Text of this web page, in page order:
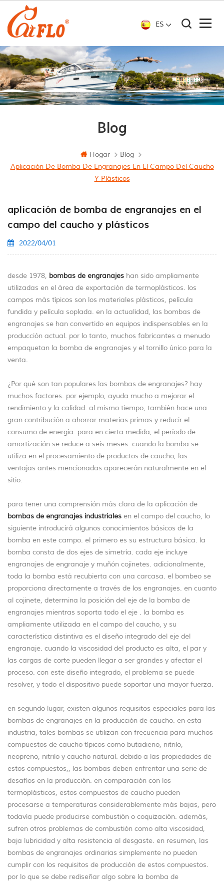
ES
Blog
Hogar
Blog
Aplicación De Bomba De Engranajes En El Campo Del Caucho
Y Plásticos
aplicación de bomba de engranajes en el
campo del caucho y plásticos
2022/04/01
desde 1978, bombas de engranajes han sido ampliamente
utilizadas en el área de exportación de termoplásticos. los
campos más típicos son los materiales plásticos, película
fundida y película soplada. en la actualidad, las bombas de
engranajes se han convertido en equipos indispensables en la
producción actual. por lo tanto, muchos fabricantes a menudo
empaquetan la bomba de engranajes y el tornillo único para la
venta.
¿Por qué son tan populares las bombas de engranajes? hay
muchos factores. por ejemplo, ayuda mucho a mejorar el
rendimiento y la calidad. al mismo tiempo, también hace una
gran contribución a ahorrar materias primas y reducir el
consumo de energía. para en cierta medida, el período de
amortización se reduce a seis meses. cuando la bomba se
utiliza en el procesamiento de productos de caucho, las
ventajas antes mencionadas aparecerán naturalmente en el
sitio.
para tener una comprensión más clara de la aplicación de
bombas de engranajes industriales en el campo del caucho, lo
siguiente introducirá algunos conocimientos básicos de la
bomba en este campo. el primero es su estructura básica. la
bomba consta de dos ejes de simetría. cada eje incluye
engranajes de engranaje y muñón cojinetes. adicionalmente,
toda la bomba está recubierta con una carcasa. el bombeo se
proporciona directamente a través de los engranajes. en cuanto
al cojinete, determina la posición del eje de la bomba de
engranajes mientras soporta todo el eje . la bomba es
ampliamente utilizada en el campo del caucho, y su
característica distintiva es el diseño integrado del eje del
engranaje. cuando la viscosidad del producto es alta, el par y
las cargas de corte pueden llegar a ser grandes y afectar el
proceso. con este diseño integrado, el problema se puede
resolver, y todo el dispositivo puede soportar una mayor fuerza.
en segundo lugar, existen algunos requisitos especiales para las
bombas de engranajes en la producción de caucho. en esta
industria, tales bombas se utilizan con frecuencia para muchos
compuestos de caucho típicos como butadieno, nitrilo,
neopreno, nitrilo y caucho natural. debido a las propiedades de
estos compuestos,, las bombas deben enfrentar una serie de
desafíos en la producción. en comparación con los
termoplásticos, estos compuestos de caucho pueden
procesarse a temperaturas considerablemente más bajas, pero
todavía puede producirse combustión o coquización. además,
sufren otros problemas de combustión como alta viscosidad,
baja lubricidad y alta resistencia al desgaste. en resumen, las
bombas de engranajes ordinarias simplemente no pueden
cumplir con los requisitos de producción de estos compuestos.
por lo que se debe rediseñar algo sobre la bomba de